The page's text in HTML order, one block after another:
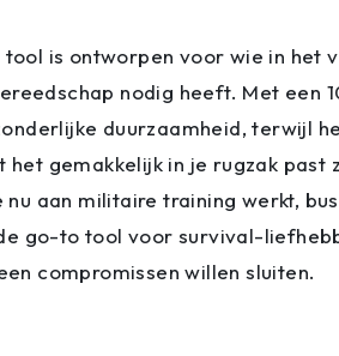
is ontworpen voor wie in het
nodig heeft. Met een
duurzaamheid, terwijl
gemakkelijk in je rugzak past
nu aan militaire training werkt,
go-to tool voor survival-
compromissen willen sluiten.